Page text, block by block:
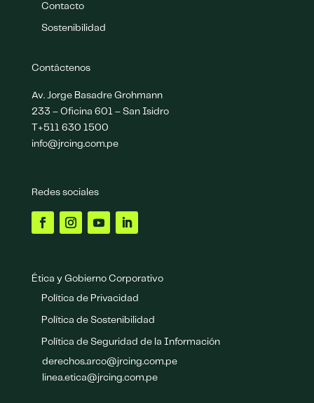
Contacto
Sostenibilidad
Contáctenos
Av. Jorge Basadre Grohmann
233 – Oficina 601 – San Isidro
T+511 630 1500
info@jrcing.com.pe
Redes sociales
Ética y Gobierno Corporativo
Política de Privacidad
Política de Sostenibilidad
Política de Seguridad de la Información
derechos.arco@jrcing.com.pe
linea.etica@jrcing.com.pe